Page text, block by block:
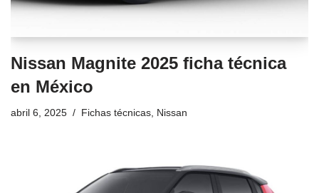
Nissan Magnite 2025 ficha técnica
en México
abril 6, 2025 Fichas técnicas Nissan